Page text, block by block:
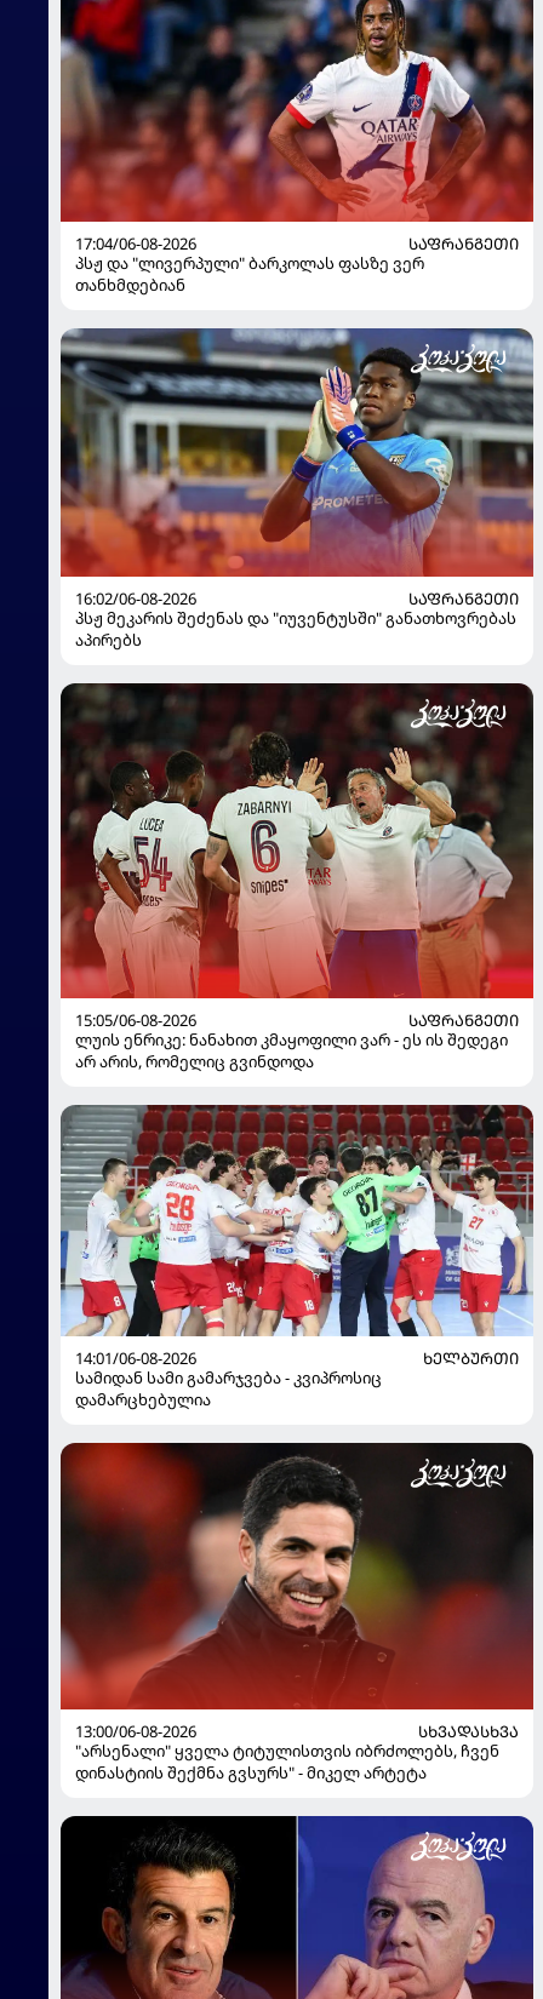
17:04/06-08-2026
ᲡᲐᲤᲠᲐᲜᲒᲔᲗᲘ
პსჟ და "ლივერპული" ბარკოლას ფასზე ვერ
თანხმდებიან
16:02/06-08-2026
ᲡᲐᲤᲠᲐᲜᲒᲔᲗᲘ
პსჟ მეკარის შეძენას და "იუვენტუსში" განათხოვრებას
აპირებს
15:05/06-08-2026
ᲡᲐᲤᲠᲐᲜᲒᲔᲗᲘ
ლუის ენრიკე: ნანახით კმაყოფილი ვარ - ეს ის შედეგი
არ არის, რომელიც გვინდოდა
14:01/06-08-2026
ᲮᲔᲚᲑᲣᲠᲗᲘ
სამიდან სამი გამარჯვება - კვიპროსიც
დამარცხებულია
13:00/06-08-2026
ᲡᲮᲕᲐᲓᲐᲡᲮᲕᲐ
"არსენალი" ყველა ტიტულისთვის იბრძოლებს, ჩვენ
დინასტიის შექმნა გვსურს" - მიკელ არტეტა